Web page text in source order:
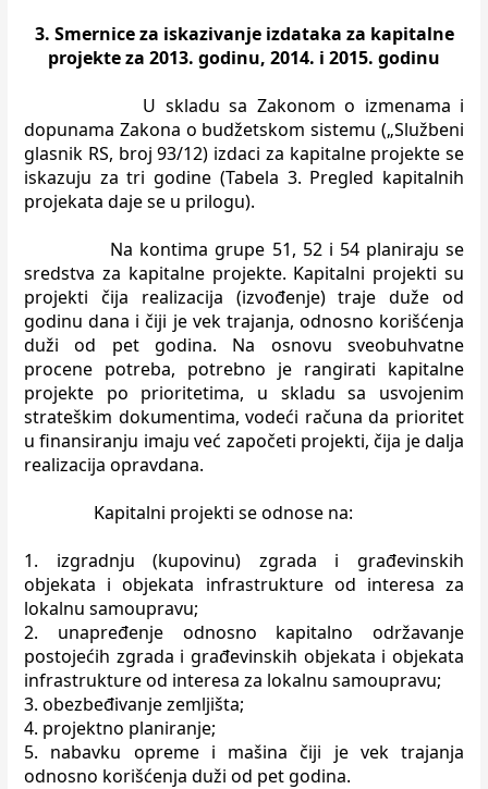
3. Smernice za iskazivanje izdataka za kapitalne
projekte za 2013. godinu, 2014. i 2015. godinu
U skladu sa Zakonom o izmenama i
dopunama Zakona o budžetskom sistemu („Službeni
glasnik RS, broj 93/12) izdaci za kapitalne projekte se
iskazuju za tri godine (Tabela 3. Pregled kapitalnih
projekata daje se u prilogu).
Na kontima grupe 51, 52 i 54 planiraju se
sredstva za kapitalne projekte. Kapitalni projekti su
projekti čija realizacija (izvođenje) traje duže od
godinu dana i čiji je vek trajanja, odnosno korišćenja
duži od pet godina.
Na osnovu sveobuhvatne
procene potreba, potrebno je rangirati kapitalne
projekte po prioritetima, u skladu sa usvojenim
strateškim dokumentima, vodeći računa da prioritet
u finansiranju imaju već započeti projekti, čija je dalja
realizacija opravdana.
Kapitalni projekti se odnose na:
1. izgradnju (kupovinu) zgrada i građevinskih
objekata i objekata infrastrukture od interesa za
lokalnu samoupravu;
2. unapređenje odnosno kapitalno održavanje
postojećih zgrada i građevinskih objekata i objekata
infrastrukture od interesa za lokalnu samoupravu;
3. obezbeđivanje zemljišta;
4. projektno planiranje;
5. nabavku opreme i mašina čiji je vek trajanja
odnosno korišćenja duži od petgodina.